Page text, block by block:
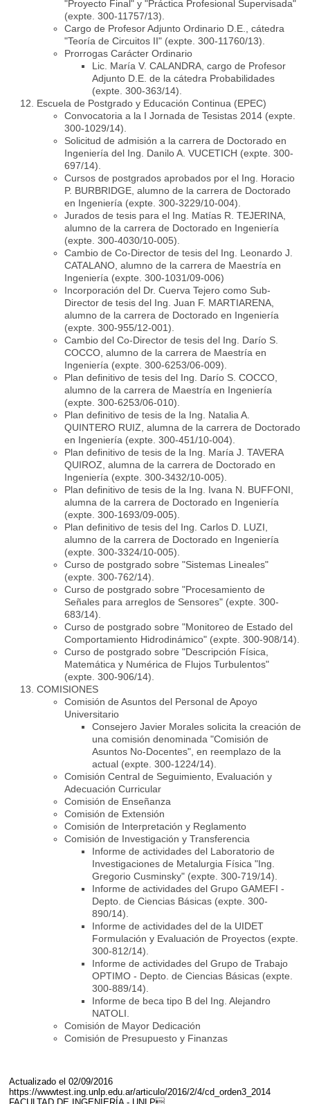
"Proyecto Final" y "Práctica Profesional Supervisada"
(expte. 300-11757/13).
Cargo de Profesor Adjunto Ordinario D.E., cátedra
"Teoría de Circuitos II" (expte. 300-11760/13).
Prorrogas Carácter Ordinario
Lic. María V. CALANDRA, cargo de Profesor
Adjunto D.E. de la cátedra Probabilidades
(expte. 300-363/14).
Escuela de Postgrado y Educación Continua (EPEC)
Convocatoria a la I Jornada de Tesistas 2014 (expte.
300-1029/14).
Solicitud de admisión a la carrera de Doctorado en
Ingeniería del Ing. Danilo A. VUCETICH (expte. 300-
697/14).
Cursos de postgrados aprobados por el Ing. Horacio
P. BURBRIDGE, alumno de la carrera de Doctorado
en Ingeniería (expte. 300-3229/10-004).
Jurados de tesis para el Ing. Matías R. TEJERINA,
alumno de la carrera de Doctorado en Ingeniería
(expte. 300-4030/10-005).
Cambio de Co-Director de tesis del Ing. Leonardo J.
CATALANO, alumno de la carrera de Maestría en
Ingeniería (expte. 300-1031/09-006)
Incorporación del Dr. Cuerva Tejero como Sub-
Director de tesis del Ing. Juan F. MARTIARENA,
alumno de la carrera de Doctorado en Ingeniería
(expte. 300-955/12-001).
Cambio del Co-Director de tesis del Ing. Darío S.
COCCO, alumno de la carrera de Maestría en
Ingeniería (expte. 300-6253/06-009).
Plan definitivo de tesis del Ing. Darío S. COCCO,
alumno de la carrera de Maestría en Ingeniería
(expte. 300-6253/06-010).
Plan definitivo de tesis de la Ing. Natalia A.
QUINTERO RUIZ, alumna de la carrera de Doctorado
en Ingeniería (expte. 300-451/10-004).
Plan definitivo de tesis de la Ing. María J. TAVERA
QUIROZ, alumna de la carrera de Doctorado en
Ingeniería (expte. 300-3432/10-005).
Plan definitivo de tesis de la Ing. Ivana N. BUFFONI,
alumna de la carrera de Doctorado en Ingeniería
(expte. 300-1693/09-005).
Plan definitivo de tesis del Ing. Carlos D. LUZI,
alumno de la carrera de Doctorado en Ingeniería
(expte. 300-3324/10-005).
Curso de postgrado sobre "Sistemas Lineales"
(expte. 300-762/14).
Curso de postgrado sobre "Procesamiento de
Señales para arreglos de Sensores" (expte. 300-
683/14).
Curso de postgrado sobre "Monitoreo de Estado del
Comportamiento Hidrodinámico" (expte. 300-908/14).
Curso de postgrado sobre "Descripción Física,
Matemática y Numérica de Flujos Turbulentos"
(expte. 300-906/14).
COMISIONES
Comisión de Asuntos del Personal de Apoyo
Universitario
Consejero Javier Morales solicita la creación de
una comisión denominada "Comisión de
Asuntos No-Docentes", en reemplazo de la
actual (expte. 300-1224/14).
Comisión Central de Seguimiento, Evaluación y
Adecuación Curricular
Comisión de Enseñanza
Comisión de Extensión
Comisión de Interpretación y Reglamento
Comisión de Investigación y Transferencia
Informe de actividades del Laboratorio de
Investigaciones de Metalurgia Física "Ing.
Gregorio Cusminsky" (expte. 300-719/14).
Informe de actividades del Grupo GAMEFI -
Depto. de Ciencias Básicas (expte. 300-
890/14).
Informe de actividades del de la UIDET
Formulación y Evaluación de Proyectos (expte.
300-812/14).
Informe de actividades del Grupo de Trabajo
OPTIMO - Depto. de Ciencias Básicas (expte.
300-889/14).
Informe de beca tipo B del Ing. Alejandro
NATOLI.
Comisión de Mayor Dedicación
Comisión de Presupuesto y Finanzas
Actualizado el 02/09/2016
https://wwwtest.ing.unlp.edu.ar/articulo/2016/2/4/cd_orden3_2014